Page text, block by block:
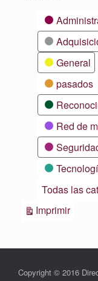
Categorías
General
pasados
Red de
Todas las
ImprimirVistas
Copyright © 2016